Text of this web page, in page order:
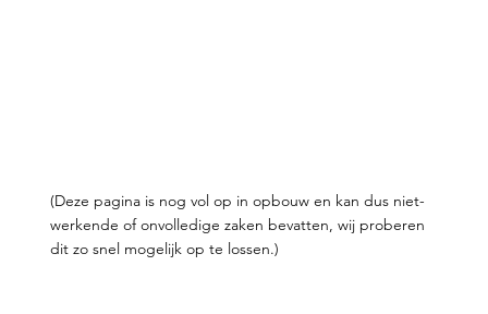
(Deze pagina is nog vol op in opbouw en kan dus niet-
werkende of onvolledige zaken bevatten, wij proberen
dit zo snel mogelijk op te lossen.)